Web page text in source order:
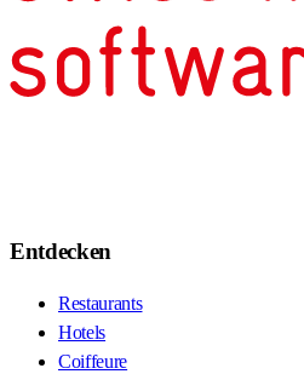
Entdecken
Restaurants
Hotels
Coiffeure